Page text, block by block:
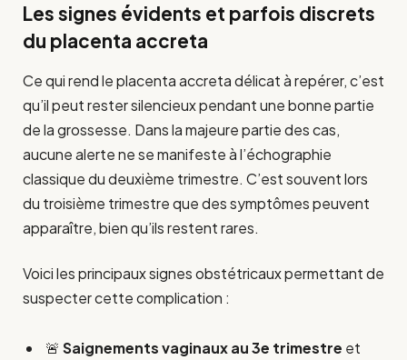
Les signes évidents et parfois discrets
du placenta accreta
Ce qui rend le placenta accreta délicat à repérer, c’est
qu’il peut rester silencieux pendant une bonne partie
de la grossesse. Dans la majeure partie des cas,
aucune alerte ne se manifeste à l’échographie
classique du deuxième trimestre. C’est souvent lors
du troisième trimestre que des symptômes peuvent
apparaître, bien qu’ils restent rares.
Voici les principaux signes obstétricaux permettant de
suspecter cette complication :
🚨 Saignements vaginaux au 3e trimestre et